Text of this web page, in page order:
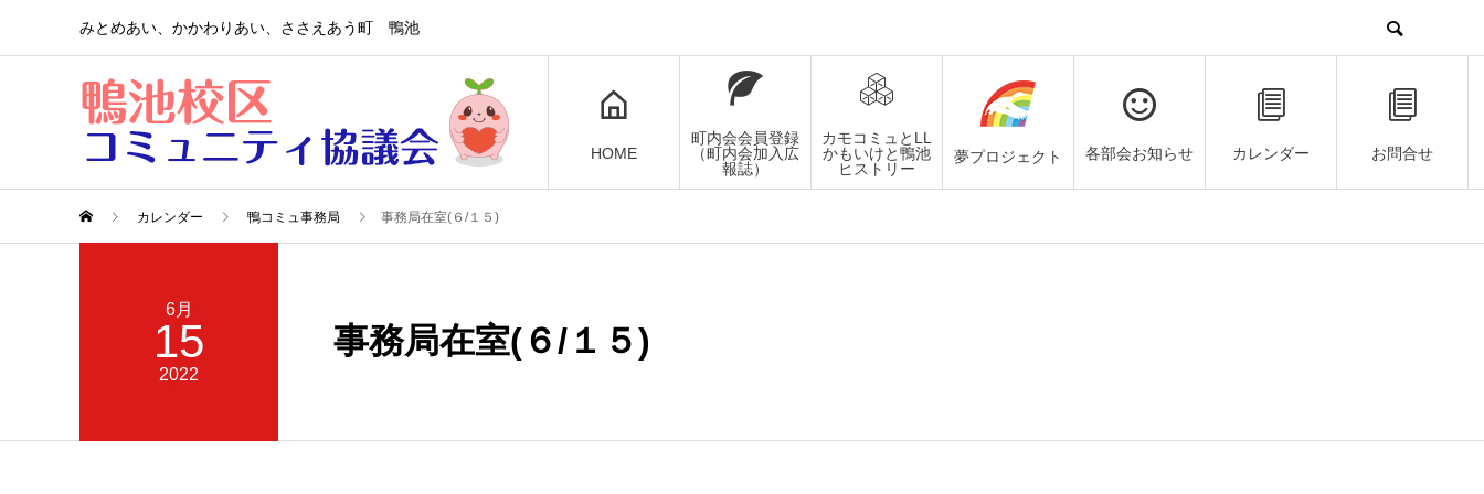
みとめあい、かかわりあい、ささえあう町 鴨池
HOME
町内会会員登録
（町内会加入広
報誌）
カモコミュとLL
かもいけと鴨池
ヒストリー
夢プロジェクト 各部会お知らせ カレンダー お問合せ
カレンダー 鴨コミュ事務局 事務局在室(６/１５)
6月
15
2022
事務局在室(６/１５)